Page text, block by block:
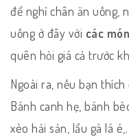
để nghỉ chân ăn uống,
uống ở đây với các
quên hỏi giá cả trước
Ngoài ra, nếu bạn
Bánh canh hẹ, bánh
xèo hải sản, lẩu gà lá